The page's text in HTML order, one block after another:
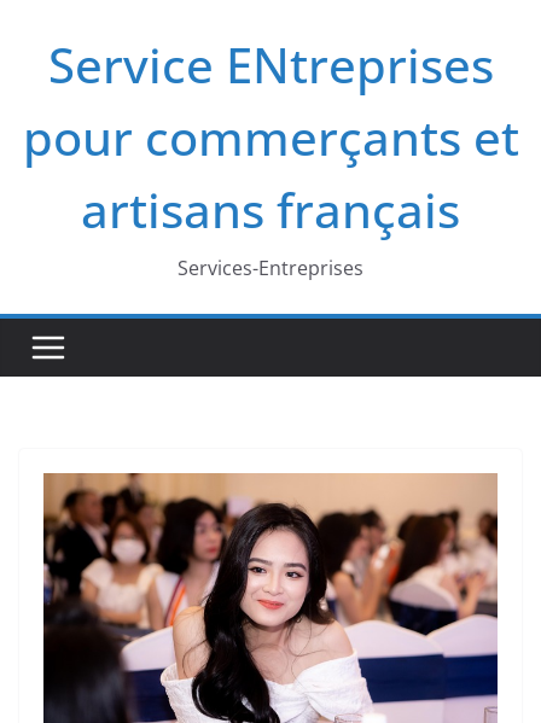
contenuService ENtreprises
pour commerçants et
artisans français
Services-Entreprises